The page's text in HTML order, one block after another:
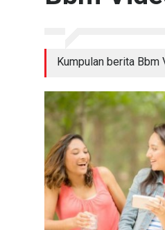
Kumpulan berita Bbm